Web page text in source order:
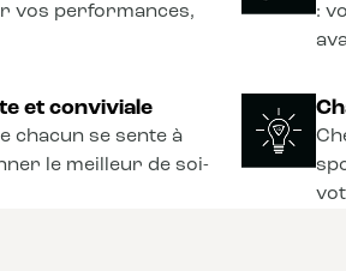
vos performances,
:
et conviviale
chacun se sente à
le meilleur de soi-